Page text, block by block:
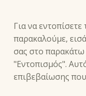
Για να
παρακαλούμε,
σας στο παρακάτω
"Εντοπισμός".
επιβεβαίωσης